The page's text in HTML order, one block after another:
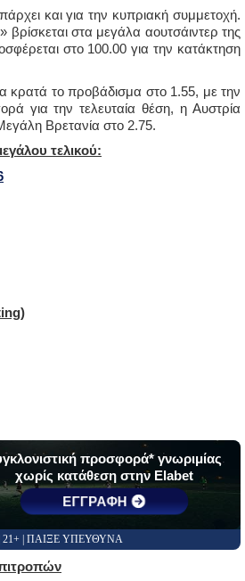
και για την κυπριακή συμμετοχή.
βρίσκεται στα μεγάλα αουτσάιντερ της
στο 100.00 για την κατάκτηση
κρατά το προβάδισμα στο 1.55, με την
για την τελευταία θέση, η Αυστρία
Βρετανία στο 2.75.
τελικού:
προσφορά* γνωριμίας
χωρίς κατάθεση στην Elabet
ΕΓΓΡΑΦΗ
21+ | ΠΑΙΞΕ ΥΠΕΥΘΥΝΑ